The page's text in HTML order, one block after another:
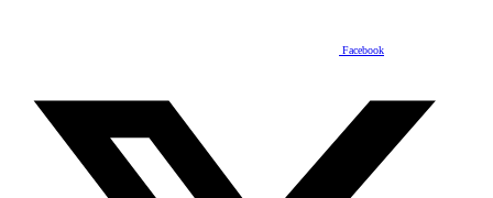
Facebook